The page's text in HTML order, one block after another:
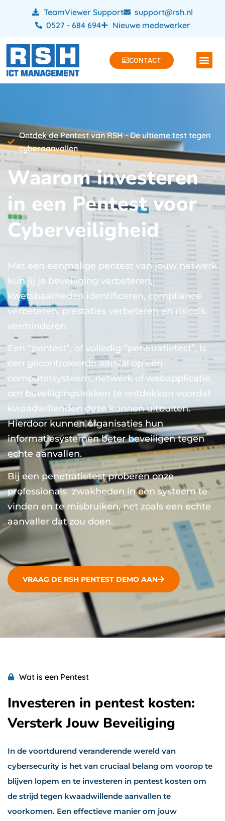
TeamViewer Support
support@rsh.nl
0527 - 684 694
Nieuwe medewerker
CONTACT
Ontdek de Pentest van RSH - De ultieme test tegen
cyberaanvallen
Waarom investeren
in een Pentest voor
Cyberveiligheid
Met een eenmalige pentest van jouw netwerk
kun jij je beveiliging verbeteren,
kwetsbaarheden identificeren, compliance
verbeteren, prestaties verbeteren en risico’s
verminderen.
Een “pentest”, of volledig “penetratietest”, is
een gecontroleerde aanval op een
computersysteem, netwerk of webapplicatie
om beveiligingslekken te ontdekken voordat
kwaadwillenden deze kunnen uitbuiten.
Hierdoor kunnen organisaties hun
informatiesystemen beter beveiligen tegen
echte aanvallen.
Bij een penetratietest proberen onze
professionals zwakheden in een systeem te
vinden en te misbruiken, net zoals een echte
aanvaller dat zou doen.
VRAAG DE RSH PENTEST DEMO AAN
Wat is een Pentest
Investeren in pentest kosten:
Versterk Jouw Beveiliging
In de voortdurend veranderende wereld van
cybersecurity is het van cruciaal belang om voorop te
blijven lopem en te investeren in pentest kosten om
de strijd tegen kwaadwillende aanvallen te
voorkomen. Een effectieve manier om jouw